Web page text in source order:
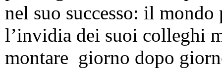
nel suo successo: il
l’invidia dei suoi colleghi
montare giorno dopo